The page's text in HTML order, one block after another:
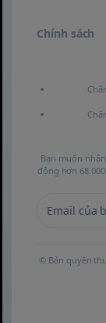
Chính sách
Bạn muốn
động hơn
© Bản quyền